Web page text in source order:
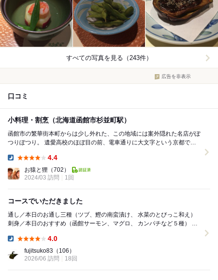
すべての写真を見る（243件）
広告を非表示
口コミ
小料理・割烹（北海道函館市杉並町駅）
函館市の繁華街本町からは少し外れた、この地域には案外隠れた名店がぽ
つりぽつり。 遺愛高校のほぼ目の前、電車通りに大文字という京都です
4.4
お猿と狸 （702）
2024/03 訪問
1回
コースでいただきました
通し／本日のお通し三種（ツブ、鰹の南蛮漬け、 水菜のとびっこ和え）
刺身／本日のおすすめ（函館サーモン、マグロ、 カンパチなど５種） 焼
4.0
fujitsuko83 （106）
2026/06 訪問
18回